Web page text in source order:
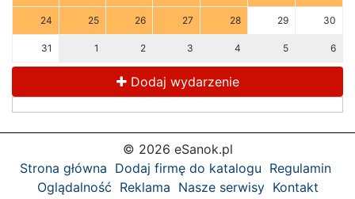
24 25 26 27 28 29 30
31 1 2 3 4 5 6
Dodaj wydarzenie
© 2026 eSanok.pl
Strona główna Dodaj firmę do katalogu Regulamin
Oglądalność Reklama Nasze serwisy Kontakt